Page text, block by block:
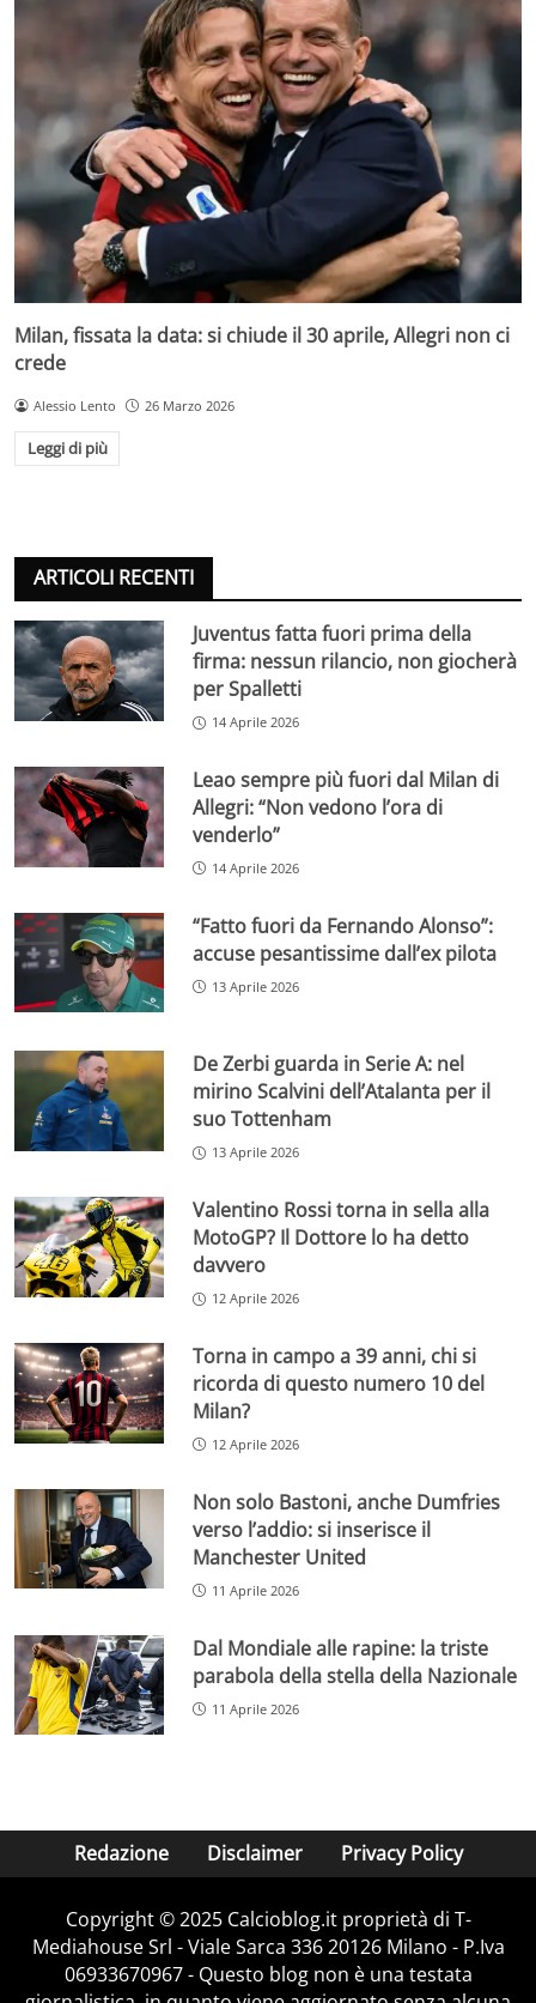
Milan, fissata la data: si chiude il 30 aprile, Allegri non ci
crede
Alessio Lento 26 Marzo 2026
Leggi di più
ARTICOLI RECENTI
Juventus fatta fuori prima della
firma: nessun rilancio, non giocherà
per Spalletti
14 Aprile 2026
Leao sempre più fuori dal Milan di
Allegri: “Non vedono l’ora di
venderlo”
14 Aprile 2026
“Fatto fuori da Fernando Alonso”:
accuse pesantissime dall’ex pilota
13 Aprile 2026
De Zerbi guarda in Serie A: nel
mirino Scalvini dell’Atalanta per il
suo Tottenham
13 Aprile 2026
Valentino Rossi torna in sella alla
MotoGP? Il Dottore lo ha detto
davvero
12 Aprile 2026
Torna in campo a 39 anni, chi si
ricorda di questo numero 10 del
Milan?
12 Aprile 2026
Non solo Bastoni, anche Dumfries
verso l’addio: si inserisce il
Manchester United
11 Aprile 2026
Dal Mondiale alle rapine: la triste
parabola della stella della Nazionale
11 Aprile 2026
Redazione Disclaimer Privacy Policy
Copyright © 2025 Calcioblog.it proprietà di T-
Mediahouse Srl - Viale Sarca 336 20126 Milano - P.Iva
06933670967 - Questo blog non è una testata